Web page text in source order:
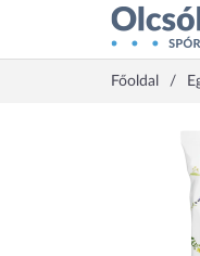
Főoldal